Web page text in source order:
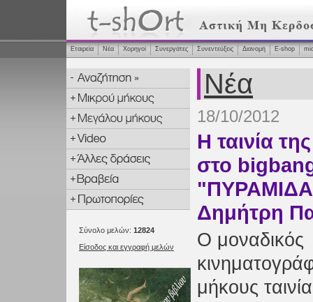
Εταιρεία Νέα Χορηγοί Συνεργάτες Συνεντεύξεις Διανομή Ε-shop
Σύνολο μελών: 12824
Είσοδος και εγγραφή μελών
Νέα
18/10/2012
Η ταινία
στο
Δημήτρη
Ο μοναδικός
μήκους